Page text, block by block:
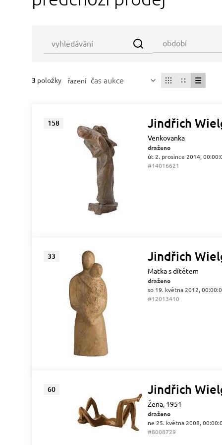
3 položky řazení čas aukce
158 Jindřich
Venkovanka
draženo
út 2. prosince 2014,
#14016621
33 Jindřich
Matka s dítětem
draženo
so 19. května 2012,
#12013410
60 Jindřich
Žena, 1951
draženo
ne 25. května 2008,
#8008729